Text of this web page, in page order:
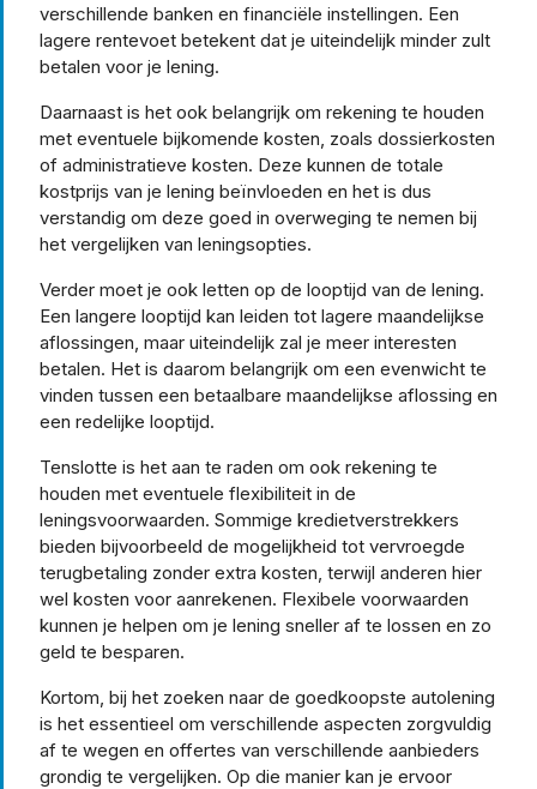
verschillende banken en financiële instellingen. Een
lagere rentevoet betekent dat je uiteindelijk minder zult
betalen voor je lening.
Daarnaast is het ook belangrijk om rekening te houden
met eventuele bijkomende kosten, zoals dossierkosten
of administratieve kosten. Deze kunnen de totale
kostprijs van je lening beïnvloeden en het is dus
verstandig om deze goed in overweging te nemen bij
het vergelijken van leningsopties.
Verder moet je ook letten op de looptijd van de lening.
Een langere looptijd kan leiden tot lagere maandelijkse
aflossingen, maar uiteindelijk zal je meer interesten
betalen. Het is daarom belangrijk om een evenwicht te
vinden tussen een betaalbare maandelijkse aflossing en
een redelijke looptijd.
Tenslotte is het aan te raden om ook rekening te
houden met eventuele flexibiliteit in de
leningsvoorwaarden. Sommige kredietverstrekkers
bieden bijvoorbeeld de mogelijkheid tot vervroegde
terugbetaling zonder extra kosten, terwijl anderen hier
wel kosten voor aanrekenen. Flexibele voorwaarden
kunnen je helpen om je lening sneller af te lossen en zo
geld te besparen.
Kortom, bij het zoeken naar de goedkoopste autolening
is het essentieel om verschillende aspecten zorgvuldig
af te wegen en offertes van verschillende aanbieders
grondig te vergelijken. Op die manier kan je ervoor